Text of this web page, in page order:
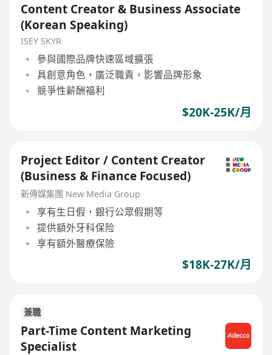
Content Creator & Business Associate
(Korean Speaking)
ISEY SKYR
參與國際品牌快速區域擴張
具創意角色，廣泛職責，影響品牌形象
競爭性薪酬福利
$20K-25K/月
Project Editor / Content Creator
(Business & Finance Focused)
新傳媒集團 New Media Group
享有生日假，銀行公眾假期等
提供額外牙科保险
享有額外醫療保險
$18K-27K/月
兼職
Part-Time Content Marketing
Specialist